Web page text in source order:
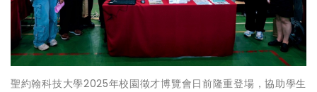
聖約翰科技大學2025年校園徵才博覽會日前隆重登場，協助學生